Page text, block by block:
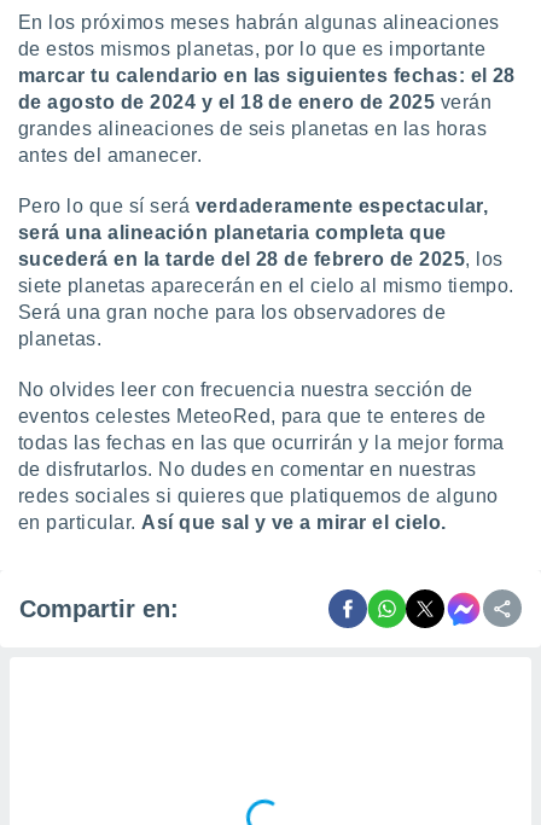
En los próximos meses habrán algunas alineaciones
de estos mismos planetas, por lo que es importante
marcar tu calendario en las siguientes fechas: el 28
de agosto de 2024 y el 18 de enero de 2025 verán
grandes alineaciones de seis planetas en las horas
antes del amanecer.
Pero lo que sí será verdaderamente espectacular,
será una alineación planetaria completa que
sucederá en la tarde del 28 de febrero de 2025, los
siete planetas aparecerán en el cielo al mismo tiempo.
Será una gran noche para los observadores de
planetas.
No olvides leer con frecuencia nuestra sección de
eventos celestes MeteoRed, para que te enteres de
todas las fechas en las que ocurrirán y la mejor forma
de disfrutarlos. No dudes en comentar en nuestras
redes sociales si quieres que platiquemos de alguno
en particular. Así que sal y ve a mirar el cielo.
Compartir en: